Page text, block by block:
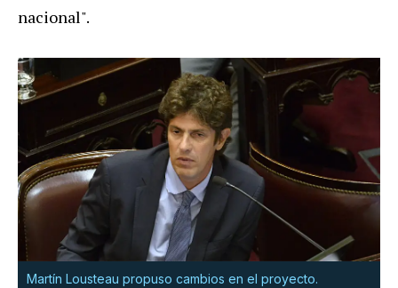
nacional".
Martín Lousteau propuso cambios en el proyecto.